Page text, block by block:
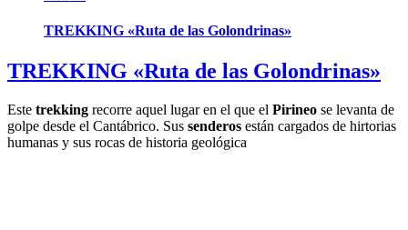
TREKKING «Ruta de las Golondrinas»
TREKKING «Ruta de las Golondrinas»
Este trekking recorre aquel lugar en el que el Pirineo se levanta de
golpe desde el Cantábrico. Sus senderos están cargados de hirtorias
humanas y sus rocas de historia geológica